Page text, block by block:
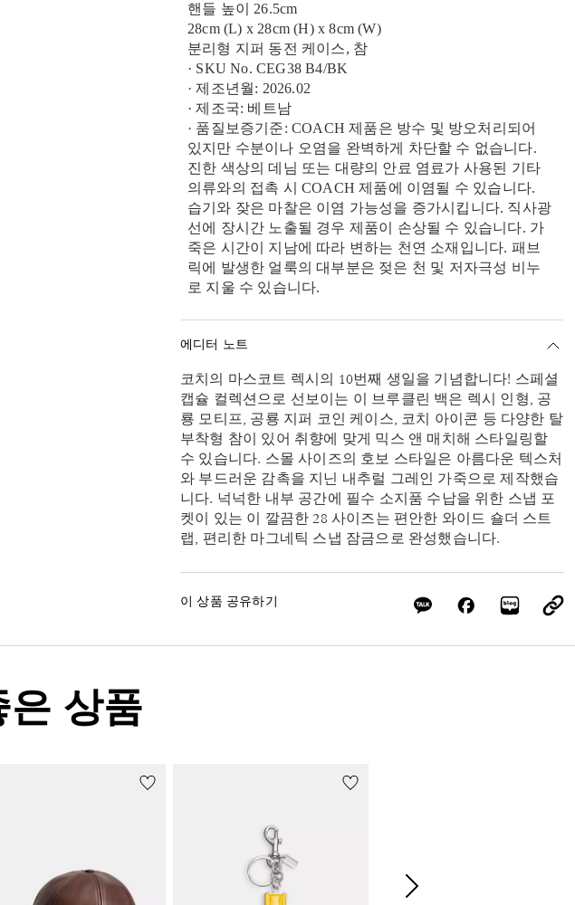
핸들 높이 26.5cm
28cm (L) x 28cm (H) x 8cm (W)
분리형 지퍼 동전 케이스, 참
· SKU No. CEG38 B4/BK
· 제조년월: 2026.02
· 제조국: 베트남
· 품질보증기준: COACH 제품은 방수 및 방오처리되어
있지만 수분이나 오염을 완벽하게 차단할 수 없습니다.
진한 색상의 데님 또는 대량의 안료 염료가 사용된 기타
의류와의 접촉 시 COACH 제품에 이염될 수 있습니다.
습기와 잦은 마찰은 이염 가능성을 증가시킵니다. 직사광
선에 장시간 노출될 경우 제품이 손상될 수 있습니다. 가
죽은 시간이 지남에 따라 변하는 천연 소재입니다. 패브
릭에 발생한 얼룩의 대부분은 젖은 천 및 저자극성 비누
로 지울 수 있습니다.
에디터 노트
코치의 마스코트 렉시의 10번째 생일을 기념합니다! 스페셜
캡슐 컬렉션으로 선보이는 이 브루클린 백은 렉시 인형, 공
룡 모티프, 공룡 지퍼 코인 케이스, 코치 아이콘 등 다양한 탈
부착형 참이 있어 취향에 맞게 믹스 앤 매치해 스타일링할
수 있습니다. 스몰 사이즈의 호보 스타일은 아름다운 텍스처
와 부드러운 감촉을 지닌 내추럴 그레인 가죽으로 제작했습
니다. 넉넉한 내부 공간에 필수 소지품 수납을 위한 스냅 포
켓이 있는 이 깔끔한 28 사이즈는 편안한 와이드 숄더 스트
랩, 편리한 마그네틱 스냅 잠금으로 완성했습니다.
이 상품 공유하기
은 상품